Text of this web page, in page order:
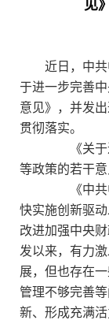
见
近日，中
于进一步完善
意见》，并发
贯彻落实。
《关于进
等政策的若干意
《中共中
快实施创新驱
改进加强中央
发以来，有力
展，但也存在
管理不够完善
新、形成充满